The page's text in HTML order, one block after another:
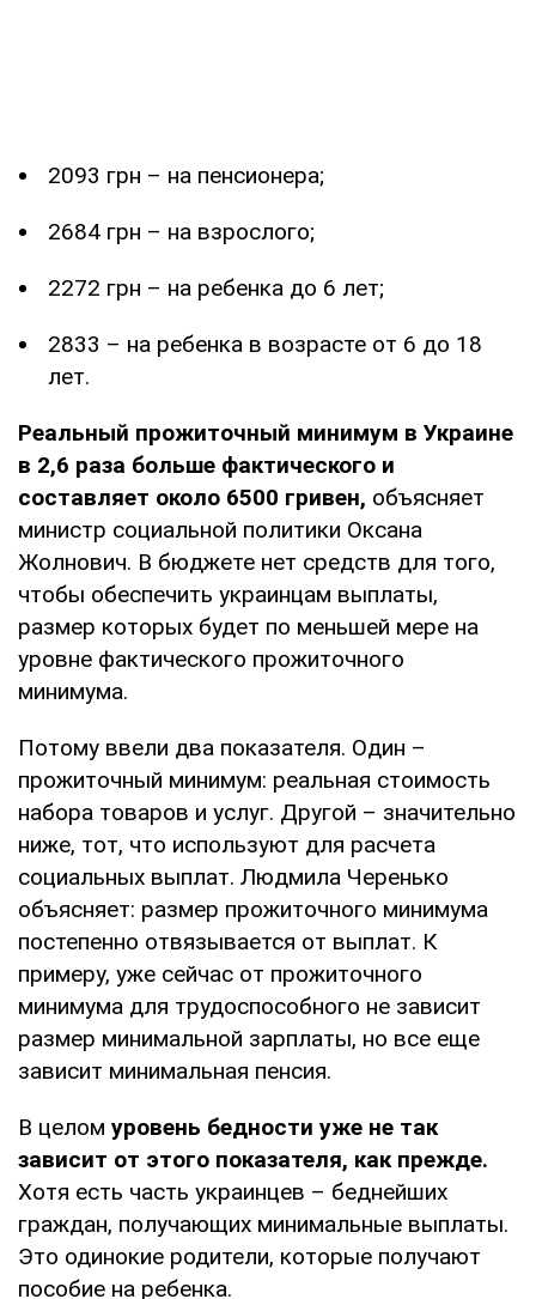
2093 грн – на пенсионера;
2684 грн – на взрослого;
2272 грн – на ребенка до 6 лет;
2833 – на ребенка в возрасте от 6 до 18
лет.
Реальный прожиточный минимум в Украине
в 2,6 раза больше фактического и
составляет около 6500 гривен, объясняет
министр социальной политики Оксана
Жолнович. В бюджете нет средств для того,
чтобы обеспечить украинцам выплаты,
размер которых будет по меньшей мере на
уровне фактического прожиточного
минимума.
Потому ввели два показателя. Один –
прожиточный минимум: реальная стоимость
набора товаров и услуг. Другой – значительно
ниже, тот, что используют для расчета
социальных выплат. Людмила Черенько
объясняет: размер прожиточного минимума
постепенно отвязывается от выплат. К
примеру, уже сейчас от прожиточного
минимума для трудоспособного не зависит
размер минимальной зарплаты, но все еще
зависит минимальная пенсия.
В целом уровень бедности уже не так
зависит от этого показателя, как прежде.
Хотя есть часть украинцев – беднейших
граждан, получающих минимальные выплаты.
Это одинокие родители, которые получают
пособие на ребенка.